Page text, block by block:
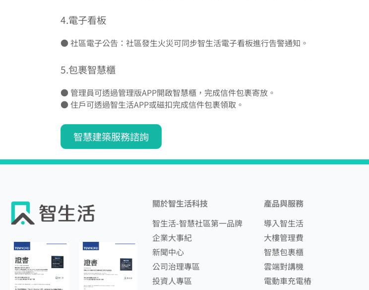
4.電子看板
● 社區電子公告：社區發生火災可同步智生活電子看板進行告警通知。
5.包裹智慧櫃
● 管理員可透過管理版APP開啟智慧櫃，完成信件包裹寄放。
● 住戶可透過智生活APP或磁扣完成信件包裹領取。
智慧建築服務諮詢
關於智生活科技
智生活-智慧社區第一品牌
企業大事紀
新聞中心
公司治理專區
投資人專區
產品與服務
導入智生活
大樓管理費
智慧包裹櫃
雲端對講機
電動車充電樁